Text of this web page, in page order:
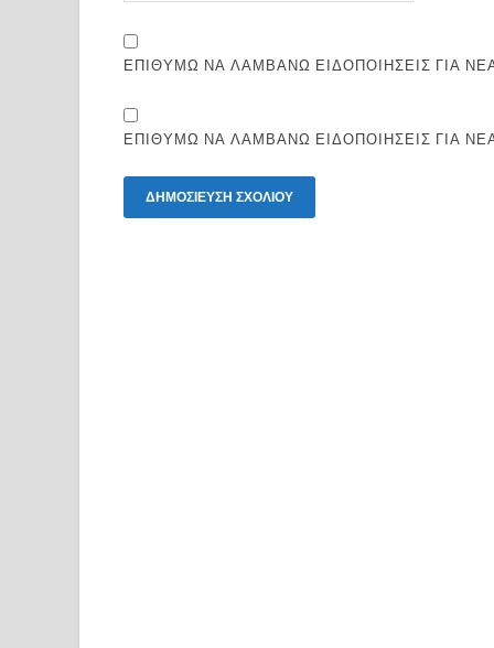
ΕΠΙΘΥΜΏ ΝΑ ΛΑΜΒΆΝΩ ΕΙΔΟΠΟΙΉΣΕΙΣ ΓΙΑ
ΕΠΙΘΥΜΏ ΝΑ ΛΑΜΒΆΝΩ ΕΙΔΟΠΟΙΉΣΕΙΣ ΓΙΑ